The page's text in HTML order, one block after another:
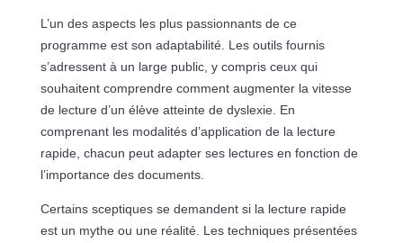
L’un des aspects les plus passionnants de ce
programme est son adaptabilité. Les outils fournis
s’adressent à un large public, y compris ceux qui
souhaitent comprendre comment augmenter la vitesse
de lecture d’un élève atteinte de dyslexie. En
comprenant les modalités d’application de la lecture
rapide, chacun peut adapter ses lectures en fonction de
l’importance des documents.
Certains sceptiques se demandent si la lecture rapide
est un mythe ou une réalité. Les techniques présentées